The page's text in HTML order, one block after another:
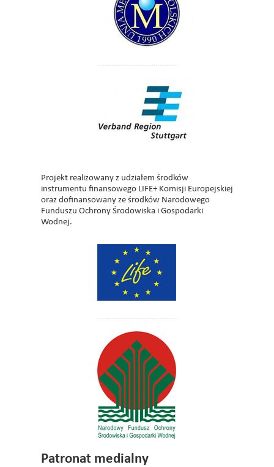
Projekt realizowany z udziałem środków
instrumentu finansowego LIFE+ Komisji Europejskiej
oraz dofinansowany ze środków Narodowego
Funduszu Ochrony Środowiska i Gospodarki
Wodnej.
Patronat medialny